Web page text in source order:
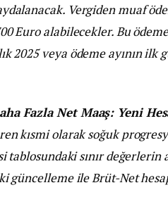
Vergiden muaf
Euro alabilecekler. Bu
2025 veya ödeme ayının ilk
Fazla Net Maaş: Yeni
kısmi olarak soğuk
tablosundaki sınır
güncelleme ile Brüt-Net